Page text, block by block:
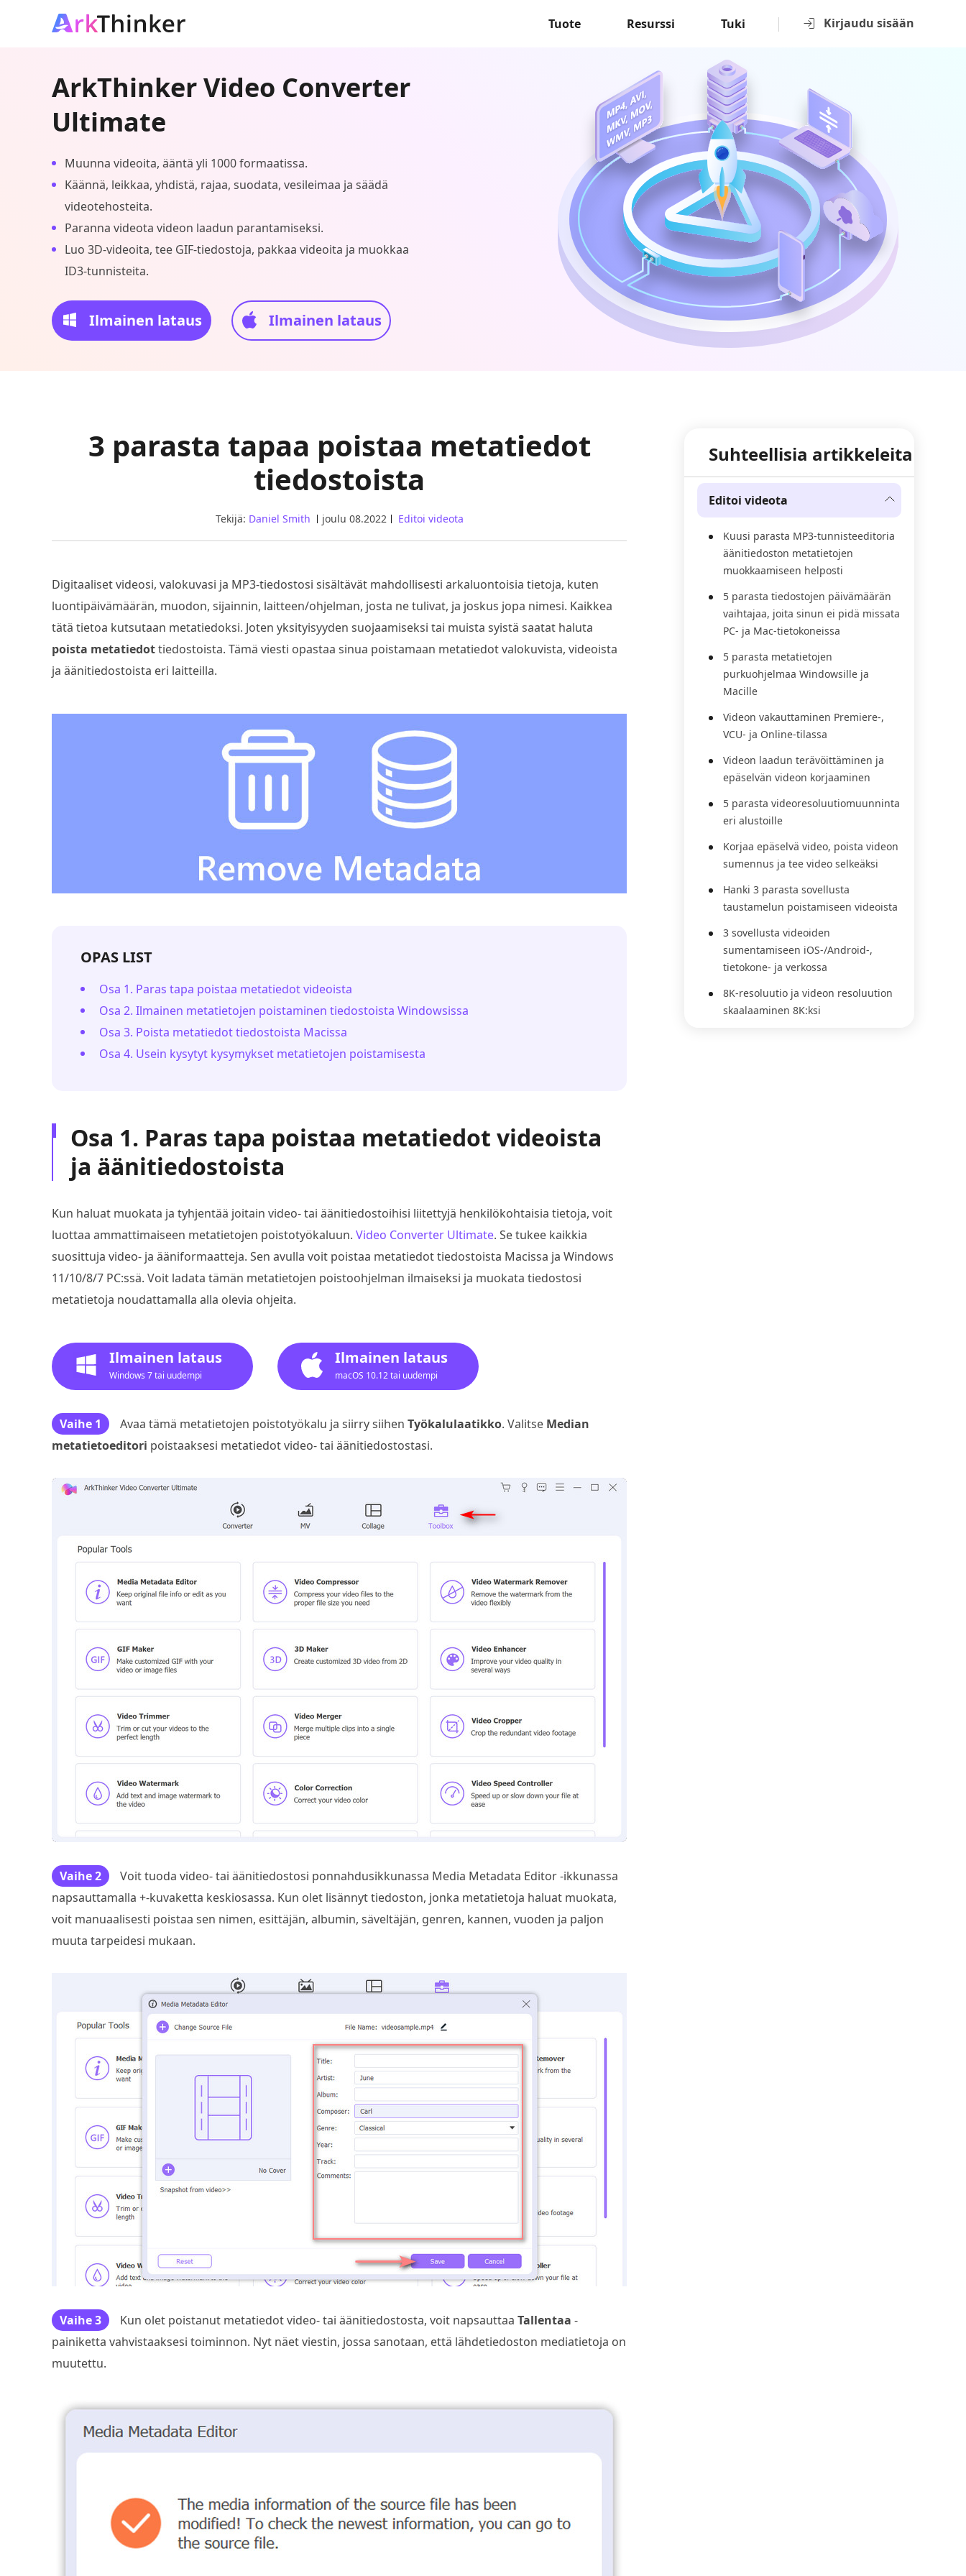
Kirjaudu sisään
Tuote Resurssi Tuki
ArkThinker Video Converter
Ultimate
Muunna videoita, ääntä yli 1000 formaatissa.
Käännä, leikkaa, yhdistä, rajaa, suodata, vesileimaa ja säädä
videotehosteita.
Paranna videota videon laadun parantamiseksi.
Luo 3D-videoita, tee GIF-tiedostoja, pakkaa videoita ja muokkaa
ID3-tunnisteita.
Ilmainen lataus Ilmainen lataus
3 parasta tapaa poistaa metatiedot
tiedostoista
Tekijä: Daniel Smith joulu 08.2022 Editoi videota
Digitaaliset videosi, valokuvasi ja MP3-tiedostosi sisältävät mahdollisesti arkaluontoisia tietoja, kuten
luontipäivämäärän, muodon, sijainnin, laitteen/ohjelman, josta ne tulivat, ja joskus jopa nimesi. Kaikkea
tätä tietoa kutsutaan metatiedoksi. Joten yksityisyyden suojaamiseksi tai muista syistä saatat haluta
poista metatiedottiedostoista. Tämä viesti opastaa sinua poistamaan metatiedot valokuvista, videoista
ja äänitiedostoista eri laitteilla.
OPAS LIST
Osa 1. Paras tapa poistaa metatiedot videoista
Osa 2. Ilmainen metatietojen poistaminen tiedostoista Windowsissa
Osa 3. Poista metatiedot tiedostoista Macissa
Osa 4. Usein kysytyt kysymykset metatietojen poistamisesta
Osa 1. Paras tapa poistaa metatiedot videoista
ja äänitiedostoista
Kun haluat muokata ja tyhjentää joitain video- tai äänitiedostoihisi liitettyjä henkilökohtaisia tietoja, voit
luottaa ammattimaiseen metatietojen poistotyökaluun. Video Converter Ultimate. Se tukee kaikkia
suosittuja video- ja ääniformaatteja. Sen avulla voit poistaa metatiedot tiedostoista Macissa ja Windows
11/10/8/7 PC:ssä. Voit ladata tämän metatietojen poistoohjelman ilmaiseksi ja muokata tiedostosi
metatietoja noudattamalla alla olevia ohjeita.
Ilmainen lataus
Windows 7 tai uudempi
Ilmainen lataus
macOS 10.12 tai uudempi
Vaihe 1 Avaa tämä metatietojen poistotyökalu ja siirry siihen Työkalulaatikko. Valitse Median
metatietoeditori poistaaksesi metatiedot video- tai äänitiedostostasi.
Vaihe 2
Voit tuoda video- tai äänitiedostosi ponnahdusikkunassa Media Metadata Editor -ikkunassa
napsauttamalla +-kuvaketta keskiosassa. Kun olet lisännyt tiedoston, jonka metatietoja haluat muokata,
voit manuaalisesti poistaa sen nimen, esittäjän, albumin, säveltäjän, genren, kannen, vuoden ja paljon
muuta tarpeidesi mukaan.
Vaihe 3 Kun olet poistanut metatiedot video- tai äänitiedostosta, voit napsauttaa Tallentaa -
painiketta vahvistaaksesi toiminnon. Nyt näet viestin, jossa sanotaan, että lähdetiedoston mediatietoja on
muutettu.
Suhteellisia artikkeleita
Editoi videota
Kuusi parasta MP3-tunnisteeditoria
äänitiedoston metatietojen
muokkaamiseen helposti
5 parasta tiedostojen päivämäärän
vaihtajaa, joita sinun ei pidä missata
PC- ja Mac-tietokoneissa
5 parasta metatietojen
purkuohjelmaa Windowsille ja
Macille
Videon vakauttaminen Premiere-,
VCU- ja Online-tilassa
Videon laadun terävöittäminen ja
epäselvän videon korjaaminen
5 parasta videoresoluutiomuunninta
eri alustoille
Korjaa epäselvä video, poista videon
sumennus ja tee video selkeäksi
Hanki 3 parasta sovellusta
taustamelun poistamiseen videoista
3 sovellusta videoiden
sumentamiseen iOS-/Android-,
tietokone- ja verkossa
8K-resoluutio ja videon resoluution
skaalaaminen 8K:ksi